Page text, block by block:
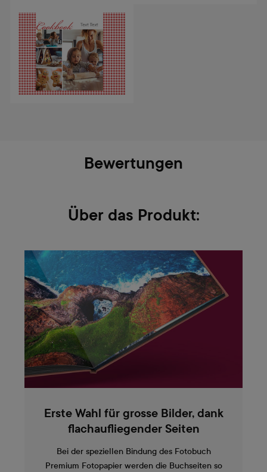
Bewertungen
Über das Produkt:
Erste Wahl für grosse Bilder, dank
flachaufliegender Seiten
Bei der speziellen Bindung des Fotobuch
Premium Fotopapier werden die Buchseiten so